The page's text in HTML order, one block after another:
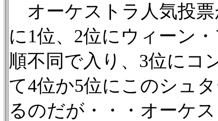
オーケストラ人気投
に1位、2位にウィーン
順不同で入り、3位にコ
て4位か5位にこのシュ
るのだが・・・オーケ